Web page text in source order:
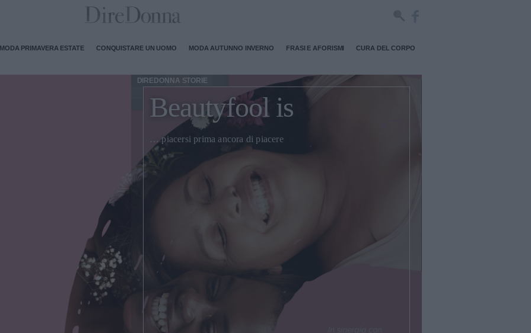
MODA PRIMAVERA ESTATE CONQUISTARE UN UOMO MODA AUTUNNO INVERNO FRASI E AFORISMI CURA DEL CORPO
DIREDONNA STORIE
Beautyfool is
… piacersi prima ancora di piacere